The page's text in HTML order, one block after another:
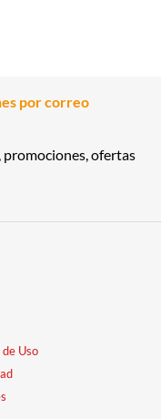
por correo
promociones, ofertas
Uso